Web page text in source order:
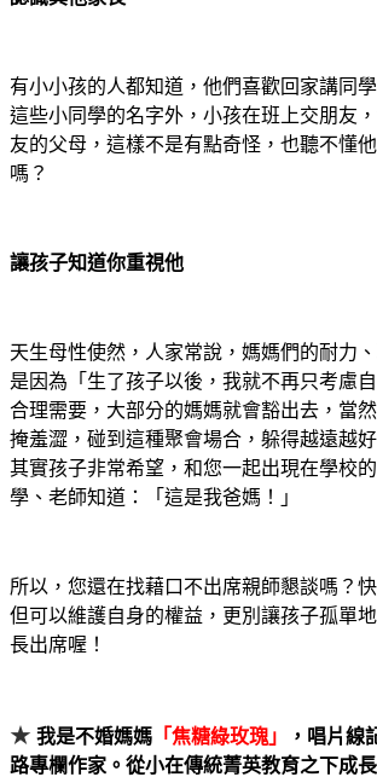
有小小孩的人都知道，他們喜歡回家講同
這些小同學的名字外，小孩在班上交朋友
友的父母，這樣不是有點奇怪，也聽不懂
嗎？
讓孩子知道你重視他
天生母性使然，人家常說，媽媽們的耐力
是因為「生了孩子以後，我就不再只考慮
合理需要，大部分的媽媽就會豁出去，當
掩羞澀，碰到這種聚會場合，躲得越遠越
其實孩子非常希望，和您一起出現在學校
學、老師知道：「這是我爸媽！」
所以，您還在找藉口不出席親師懇談嗎？
但可以維護自身的權益，更別讓孩子孤單
長出席喔！
★ 我是不婚媽媽 「焦糖綠玫瑰」
，唱片線
路專欄作家。從小在傳統菁英教育之下成